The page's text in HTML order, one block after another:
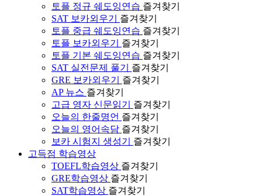
토플 정규 쉐도잉연습 즐겨찾기
SAT 보카외우기
즐겨찾기
토플 중급 쉐도잉연습 즐겨찾기
토플 보카외우기
즐겨찾기
토플 기본 쉐도잉연습 즐겨찾기
SAT 실전문제 풀기
즐겨찾기
GRE 보카외우기
즐겨찾기
AP 뉴스 즐겨찾기
고급 영자 신문읽기
즐겨찾기
오늘의 한줄명언 즐겨찾기
오늘의 영어속담 즐겨찾기
보카 시험지 생성기
즐겨찾기
고득점 학습영상
TOEFL학습영상 즐겨찾기
GRE학습영상 즐겨찾기
SAT학습영상 즐겨찾기